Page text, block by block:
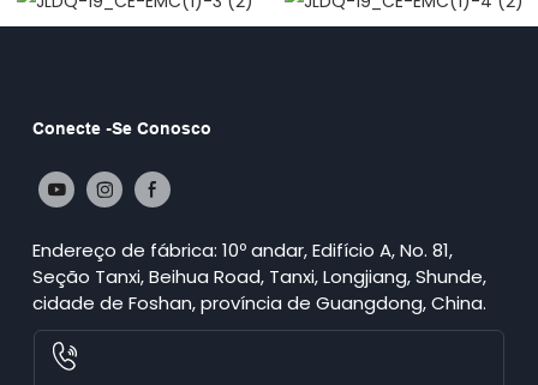
Conecte -se Conosco
Endereço de fábrica: 10º andar, Edifício A, No. 81,
Seção Tanxi, Beihua Road, Tanxi, Longjiang, Shunde,
cidade de Foshan, província de Guangdong, China.